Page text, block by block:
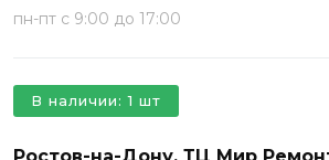
пн-пт с 9:00 до 17:00
В наличии: 1 шт